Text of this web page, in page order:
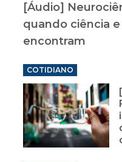
[Áudio]
quando ciência
encontram
COTIDIANO